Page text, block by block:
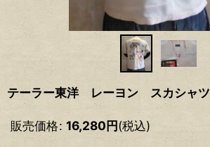
テーラー東洋 レーヨン スカシャツ
販売価格: 16,280円(税込)